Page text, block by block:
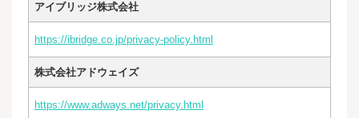
アイブリッジ株式会社
https://ibridge.co.jp/privacy-policy.html
株式会社アドウェイズ
https://www.adways.net/privacy.html